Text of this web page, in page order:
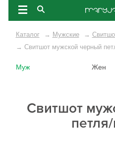
Каталог → Мужские →
→ Свитшот мужской черный
Муж Жен
Свитшот